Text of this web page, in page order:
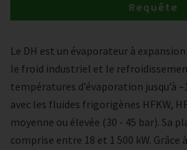
Le DH est un évaporateur à
le froid industriel et le
températures d’évaporation jusqu’à
avec les fluides frigorigènes HFKW,
moyenne ou élevée (30 - 45 bar). Sa
comprise entre 18 et 1 500 kW. Grâce
Requête